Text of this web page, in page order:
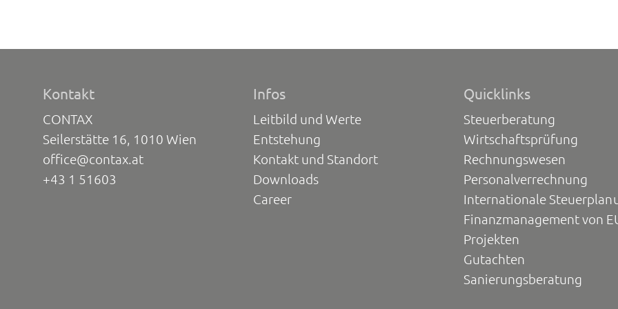
Kontakt
CONTAX
Seilerstätte 16, 1010 Wien
office@contax.at
+43 1 51603
Infos
Leitbild und Werte
Entstehung
Kontakt und Standort
Downloads
Career
Quicklinks
Steuerberatung
Wirtschaftsprüfung
Rechnungswesen
Personalverrechnung
Internationale
Finanzmanagement von
Projekten
Gutachten
Sanierungsberatung